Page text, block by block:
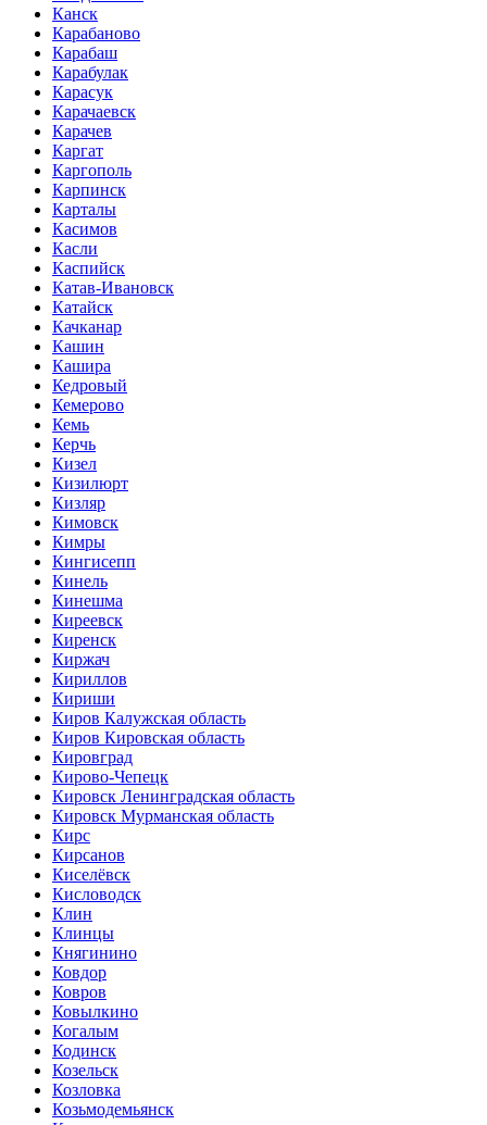
Канск
Карабаново
Карабаш
Карабулак
Карасук
Карачаевск
Карачев
Каргат
Каргополь
Карпинск
Карталы
Касимов
Касли
Каспийск
Катав-Ивановск
Катайск
Качканар
Кашин
Кашира
Кедровый
Кемерово
Кемь
Керчь
Кизел
Кизилюрт
Кизляр
Кимовск
Кимры
Кингисепп
Кинель
Кинешма
Киреевск
Киренск
Киржач
Кириллов
Кириши
Киров Калужская область
Киров Кировская область
Кировград
Кирово-Чепецк
Кировск Ленинградская область
Кировск Мурманская область
Кирс
Кирсанов
Киселёвск
Кисловодск
Клин
Клинцы
Княгинино
Ковдор
Ковров
Ковылкино
Когалым
Кодинск
Козельск
Козловка
Козьмодемьянск